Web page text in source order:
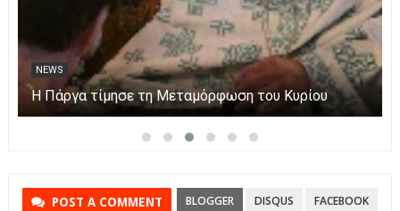
NEWS
Η Πάργα τίμησε τη Μεταμόρφωση του Κυρίου
POST A COMMENT BLOGGER DISQUS FACEBOOK